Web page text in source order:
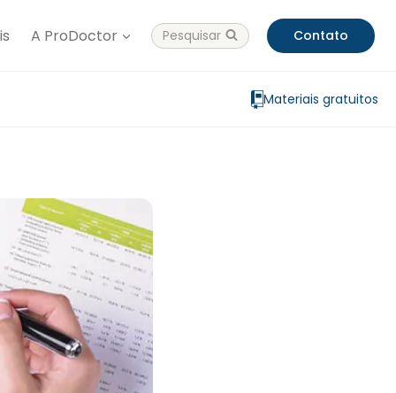
A ProDoctor Pesquisar Contato
Materiais gratuitos